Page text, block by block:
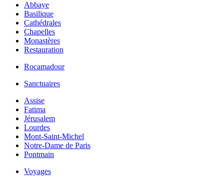
Abbaye
Basilique
Cathédrales
Chapelles
Monastères
Restauration
Rocamadour
Sanctuaires
Assise
Fatima
Jérusalem
Lourdes
Mont-Saint-Michel
Notre-Dame de Paris
Pontmain
Voyages